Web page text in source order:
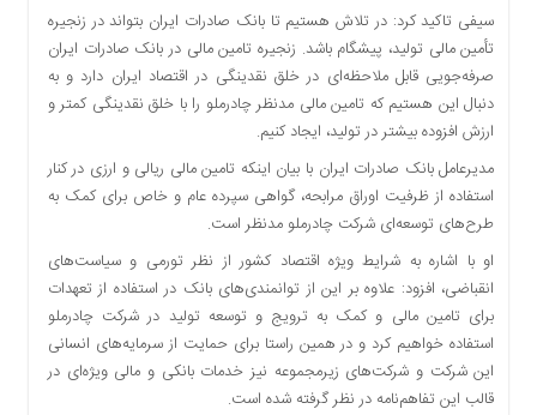
یادداشت
چند
رسانه
سیفی تاکید کرد: در تلاش هستیم تا بانک صادرات ایران بتواند در زنجیره
تأمین مالی تولید، پیشگام باشد. زنجیره تامین مالی در بانک صادرات ایران
صرفه‌جویی قابل ملاحظه‌ای در خلق نقدینگی در اقتصاد ایران دارد و به
دنبال این هستیم که تامین مالی مدنظر چادرملو را با خلق نقدینگی کمتر و
ارزش افزوده بیشتر در تولید، ایجاد کنیم.
مدیرعامل بانک صادرات ایران با بیان اینکه تامین مالی ریالی و ارزی در کنار
استفاده از ظرفیت اوراق مرابحه، گواهی سپرده عام و خاص برای کمک به
طرح‌های توسعه‌ای شرکت چادرملو مدنظر است.
او با اشاره به شرایط ویژه اقتصاد کشور از نظر تورمی و سیاست‌های
انقباضی، افزود: علاوه بر این از توانمندی‌های بانک در استفاده از تعهدات
برای تامین مالی و کمک به ترویج و توسعه تولید در شرکت چادرملو
استفاده خواهیم کرد و در همین راستا برای حمایت از سرمایه‌های انسانی
این شرکت و شرکت‌های زیرمجموعه نیز خدمات بانکی و مالی ویژه‌ای در
قالب این تفاهم‌نامه در نظر گرفته شده است.